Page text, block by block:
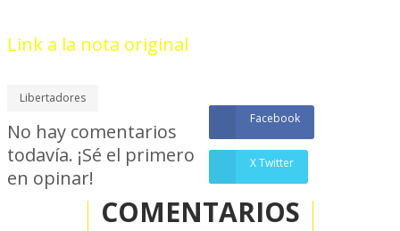
Link a la nota original
Libertadores
Facebook
X Twitter
COMENTARIOS
No hay comentarios
todavía. ¡Sé el primero
en opinar!